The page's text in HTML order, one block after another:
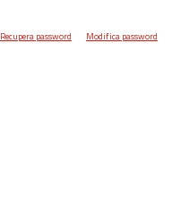
Recupera password Modifica password